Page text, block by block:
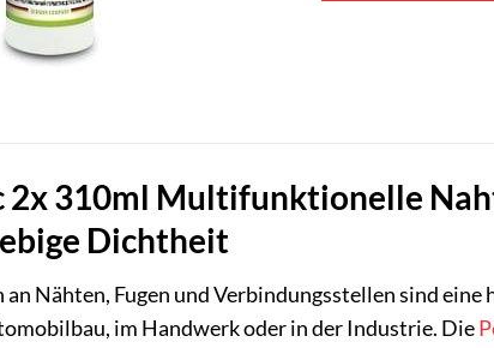
2x 310ml Multifunktionelle
Dichtheit
an Nähten, Fugen und Verbindungsstellen sind
im Handwerk oder in der Industrie. Die